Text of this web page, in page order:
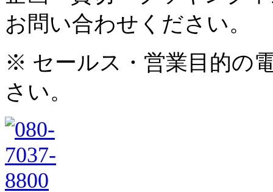
お問い合わせください。
※ セールス・営業目的の
さい。